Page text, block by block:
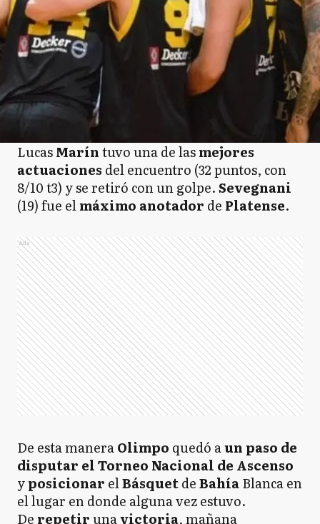
LucasMaríntuvo una de lasmejores
actuaciones del encuentro (32 puntos, con
8/10 t3) y se retiró con un golpe.Sevegnani
(19) fue elmáximo anotador de Platense.
Ads
De esta maneraOlimpo quedó aun paso de
disputar el Torneo Nacional de Ascenso
yposicionar elBásquetdeBahíaBlanca en
el lugar en donde alguna vez estuvo.
De repetirunavictoria, mañana